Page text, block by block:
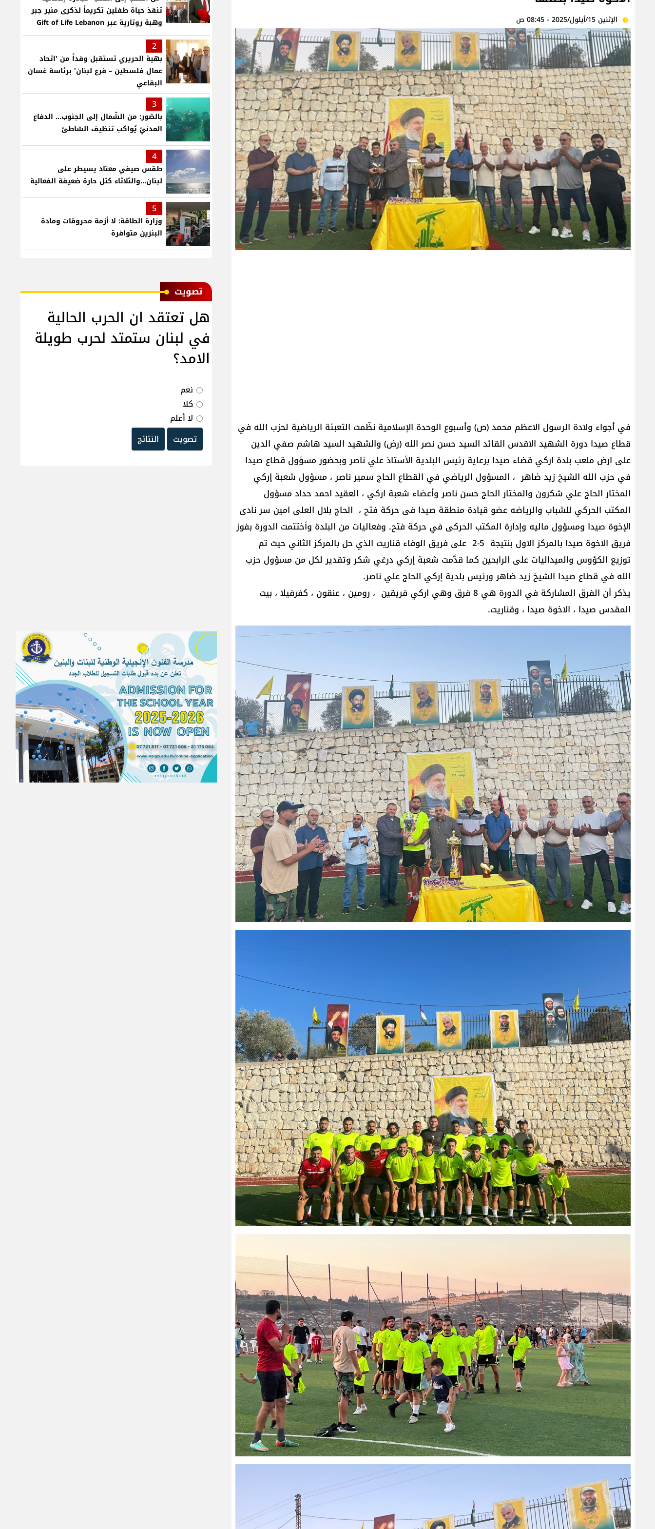
الإثنين 15/أيلول/2025 - 08:45 ص
في أجواء ولادة الرسول الاعظم محمد (ص) وأسبوع الوحدة الإسلامية نظّمت التعبئة الرياضية لحزب الله في
قطاع صيدا دورة الشهيد الاقدس القائد السيد حسن نصر الله (رض) والشهيد السيد هاشم صفي الدين
على ارض ملعب بلدة اركي قضاء صيدا برعاية رئيس البلدية الأستاذ علي ناصر وبحضور مسؤول قطاع صيدا
في حزب الله الشيخ زيد ضاهر ، المسؤول الرياضي في القطاع الحاج سمير ناصر ، مسؤول شعبة إركي
المختار الحاج علي شكرون والمختار الحاج حسن ناصر وأعضاء شعبة اركي ، العقيد احمد حداد مسؤول
المكتب الحركي للشباب والرياضه عضو قيادة منطقة صيدا فى حركة فتح ، الحاج بلال العلى امين سر نادى
الإخوة صيدا ومسؤول ماليه وإدارة المكتب الحركى في حركة فتح. وفعاليات من البلدة وأختتمت الدورة بفوز
فريق الاخوة صيدا بالمركز الاول بنتيجة 5-2 على فريق الوفاء قناريت الذي حل بالمركز الثاني حيث تم
توزيع الكؤوس والميداليات على الرابحين كما قدَّمت شعبة إركي درعَي شكر وتقدير لكل من مسؤول حزب
الله في قطاع صيدا الشيخ زيد ضاهر ورئيس بلدية إركي الحاج علي ناصر.
يذكر أن الفرق المشاركة في الدورة هي 8 فرق وهي اركي فريقين ، رومين ، عنقون ، كفرفيلا ، بيت
المقدس صيدا ، الاخوة صيدا ، وقناريت.
تنقذ حياة طفلين تكريماً لذكرى منير جبر
وهبة روتارية عبر Gift of Life Lebanon
لعمليات قلب لأطفال في مستشفى حمود
الجامعي
2
بهية الحريري تستقبل وفداً من 'اتحاد
عمال فلسطين – فرع لبنان' برئاسة غسان
البقاعي
3
بالصّور: من الشّمال إلى الجنوب... الدفاع
المدنيّ يُواكب تنظيف الشاطئ
4
طقس صيفي معتاد يسيطر على
لبنان...والثلاثاء كتل حارة ضعيفة الفعالية
5
وزارة الطاقة: لا أزمة محروقات ومادة
البنزين متوافرة
ﺗﺼﻮﻳﺖ
هل تعتقد ان الحرب الحالية
في لبنان ستمتد لحرب طويلة
الامد؟
نعم
كلا
لا أعلم
تصويت
النتائج